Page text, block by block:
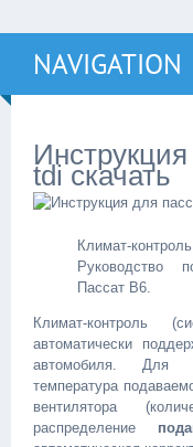
NAVIGATION
tdi скачать
Климат-
Руководство
Пассат B6.
Климат-контроль
автоматически
автомобиля. Для
температура
вентилятора
распределение